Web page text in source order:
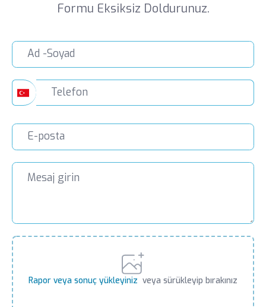
Formu Eksiksiz Doldurunuz.
Rapor veya sonuç yükleyiniz veya sürükleyip bırakınız